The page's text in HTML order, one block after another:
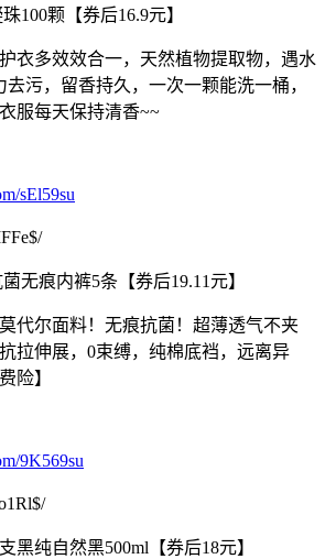
100颗【券后16.9元】
衣多效效合一，天然植物提取物，遇水
去污，留香持久，一次一颗能洗一桶，
服每天保持清香~~
sEl59su
无痕内裤5条【券后19.11元】
代尔面料！无痕抗菌！超薄透气不夹
拉伸展，0束缚，纯棉底裆，远离异
险】
9K569su
黑纯自然黑500ml【券后18元】